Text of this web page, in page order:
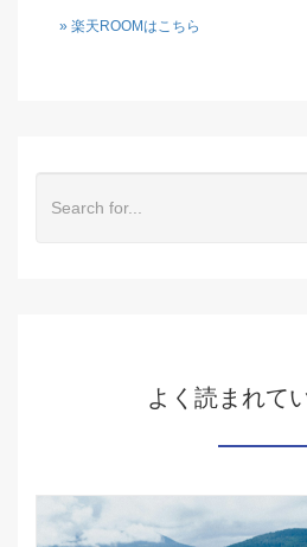
» 楽天ROOMはこちら
よく読まれて